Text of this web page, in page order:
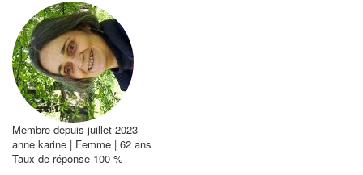
Membre depuis juillet 2023
anne karine | Femme | 62 ans
Taux de réponse 100 %